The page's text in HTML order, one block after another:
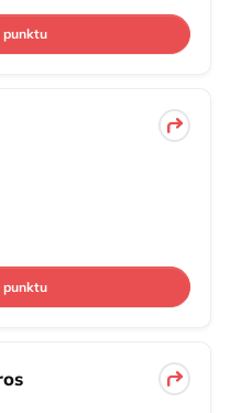
punktu
punktu